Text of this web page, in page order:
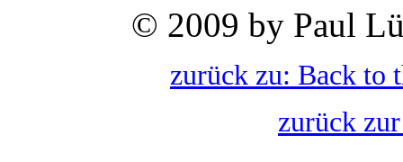
© 2009 by Paul
zurück zu: Back to
zurück